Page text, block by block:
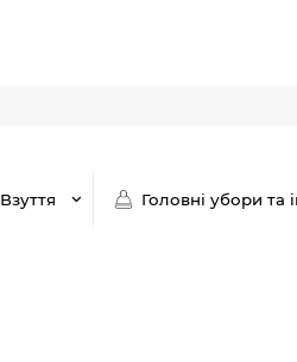
Взуття Головні убори та